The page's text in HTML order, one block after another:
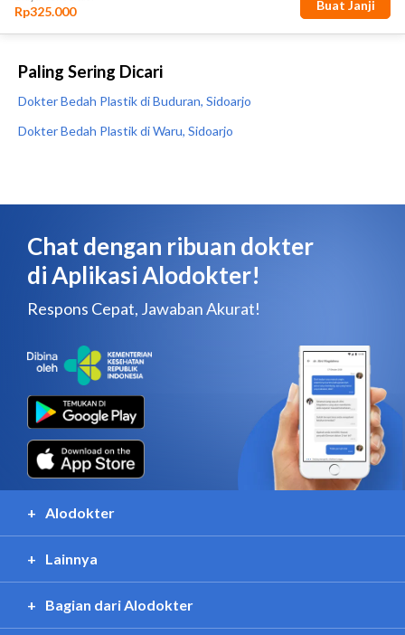
Paling Sering Dicari
Dokter Bedah Plastik di Buduran, Sidoarjo
Dokter Bedah Plastik di Waru, Sidoarjo